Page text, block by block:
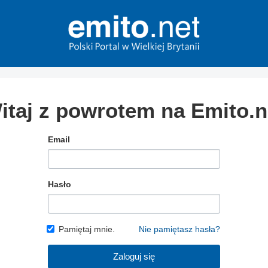
z powrotem na
Email
Hasło
Pamiętaj mnie. Nie pamiętasz hasła?
Zaloguj się